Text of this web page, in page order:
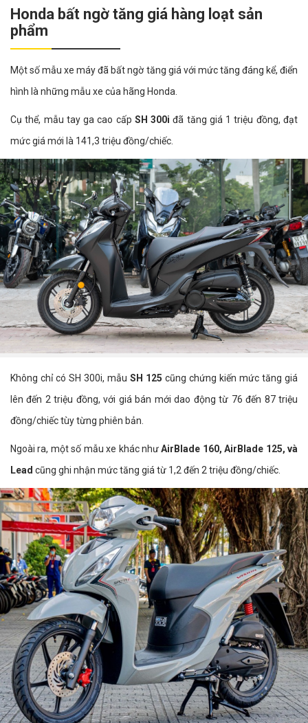
Honda bất ngờ tăng giá hàng loạt sản
phẩm
Một số mẫu xe máy đã bất ngờ tăng giá với mức tăng đáng kể, điển
hình là những mẫu xe của hãng Honda.
Cụ thể, mẫu tay ga cao cấp SH 300i đã tăng giá 1 triệu đồng, đạt
mức giá mới là 141,3 triệu đồng/chiếc.
Không chỉ có SH 300i, mẫu SH 125 cũng chứng kiến mức tăng giá
lên đến 2 triệu đồng, với giá bán mới dao động từ 76 đến 87 triệu
đồng/chiếc tùy từng phiên bản.
Ngoài ra, một số mẫu xe khác nhưAirBlade 160, AirBlade 125, và
Lead cũng ghi nhận mức tăng giá từ 1,2 đến 2 triệu đồng/chiếc.